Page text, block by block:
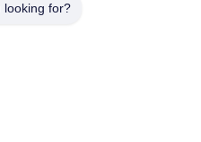
looking for?